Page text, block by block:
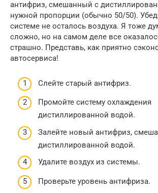
антифриз, смешанный с
нужной пропорции (обычно 50/50).
системе не осталось воздуха. Я тоже
сложно, но на самом деле все
страшно. Представь, как приятно
автосервиса!
Слейте старый антифриз.
Промойте систему охлаждения
дистиллированной водой.
Залейте новый антифриз,
дистиллированной водой.
Удалите воздух из системы.
Проверьте уровень антифриза.